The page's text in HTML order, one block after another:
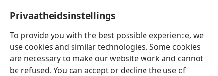
Privaatheidsinstellings
To provide you with the best possible experience, we
use cookies and similar technologies. Some cookies
are necessary to make our website work and cannot
be refused. You can accept or decline the use of
Afrikaans Voorkeure
Copyright© 2026 Watch Tower Bible and Tract Society of Pennsylvania
Gebruiksvoorwaardes Privaatheidsbeleid
Privaatheidsinstellings
Meld aan